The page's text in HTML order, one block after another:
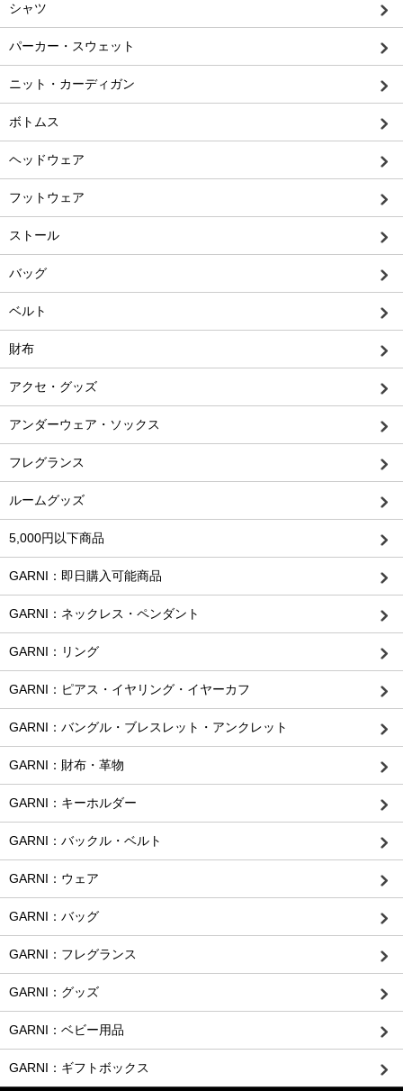
シャツ
パーカー・スウェット
ニット・カーディガン
ボトムス
ヘッドウェア
フットウェア
ストール
バッグ
ベルト
財布
アクセ・グッズ
アンダーウェア・ソックス
フレグランス
ルームグッズ
5,000円以下商品
GARNI：即日購入可能商品
GARNI：ネックレス・ペンダント
GARNI：リング
GARNI：ピアス・イヤリング・イヤーカフ
GARNI：バングル・ブレスレット・アンクレット
GARNI：財布・革物
GARNI：キーホルダー
GARNI：バックル・ベルト
GARNI：ウェア
GARNI：バッグ
GARNI：フレグランス
GARNI：グッズ
GARNI：ベビー用品
GARNI：ギフトボックス